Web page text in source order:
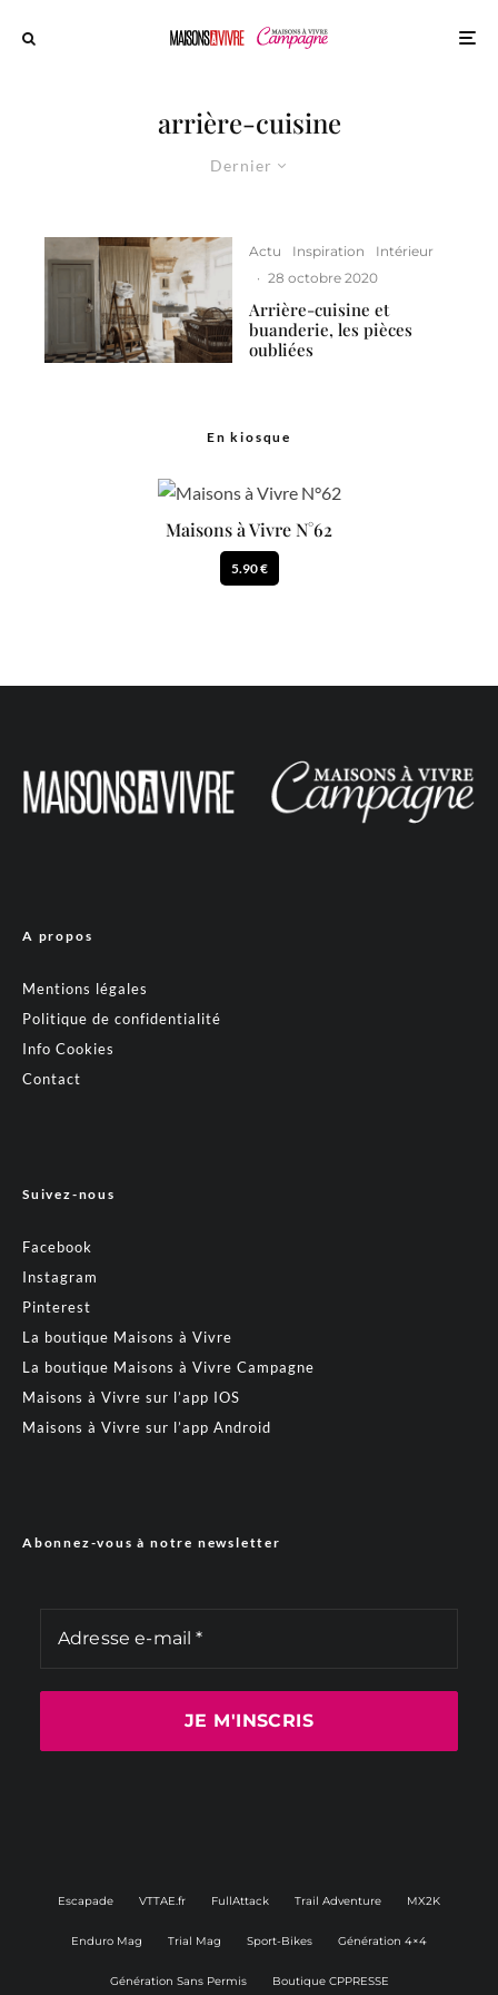
arrière-cuisine
Dernier
Actu Inspiration
Intérieur
· 28 octobre 2020
Arrière-cuisine et
buanderie, les pièces
oubliées
En kiosque
Maisons à Vivre N°62
5.90 €
A propos
Mentions légales
Politique de confidentialité
Info Cookies
Contact
Suivez-nous
Facebook
Instagram
Pinterest
La boutique Maisons à Vivre
La boutique Maisons à Vivre Campagne
Maisons à Vivre sur l’app IOS
Maisons à Vivre sur l’app Android
Abonnez-vous à notre newsletter
Escapade VTTAE.fr FullAttack Trail Adventure MX2K
Enduro Mag Trial Mag Sport-Bikes Génération 4×4
Génération Sans Permis Boutique CPPRESSE